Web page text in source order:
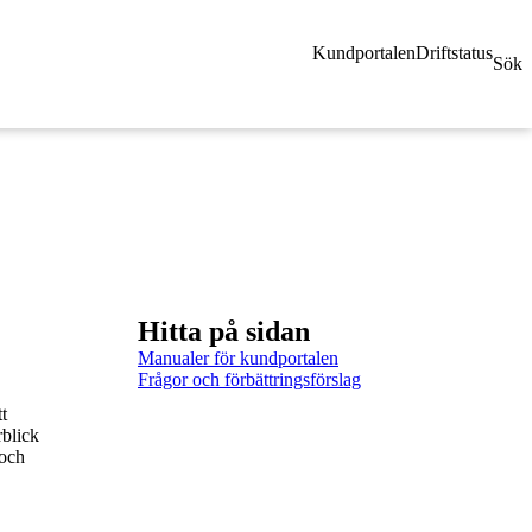
KundportalenDriftstatus
Sök
Hitta på sidan
Manualer för kundportalen
Frågor och förbättringsförslag